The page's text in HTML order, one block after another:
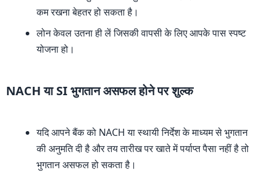
कम रखना बेहतर हो सकता है।
लोन केवल उतना ही लें जिसकी वापसी के लिए आपके पास स्पष्ट
योजना हो।
NACH या SI भुगतान असफल होने पर शुल्क
यदि आपने बैंक को NACH या स्थायी निर्देश के माध्यम से भुगतान
की अनुमति दी है और तय तारीख पर खाते में पर्याप्त पैसा नहीं है तो
भुगतान असफल हो सकता है।